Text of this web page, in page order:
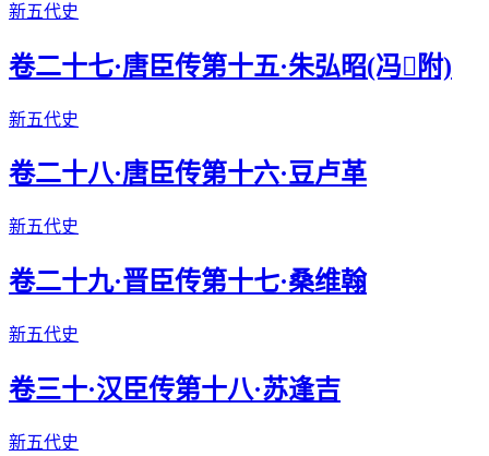
新五代史
卷二十七·唐臣传第十五·朱弘昭(冯附)
新五代史
卷二十八·唐臣传第十六·豆卢革
新五代史
卷二十九·晋臣传第十七·桑维翰
新五代史
卷三十·汉臣传第十八·苏逢吉
新五代史